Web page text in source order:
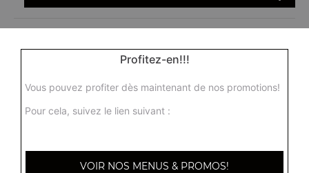
Pain fourré avec des raisins secs
4.50€
Profitez-en!!!
Vous pouvez profiter dès maintenant de nos promotions!
Pour cela, suivez le lien suivant :
VOIR NOS MENUS & PROMOS!